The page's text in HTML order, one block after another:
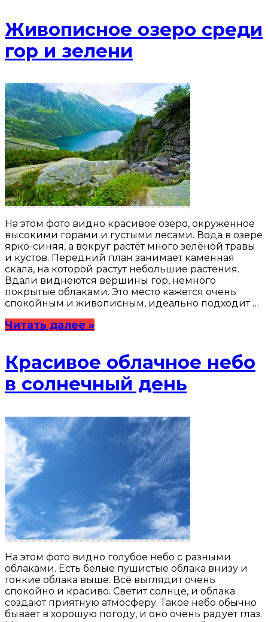
Живописное озеро среди
гор и зелени
На этом фото видно красивое озеро, окружённое
высокими горами и густыми лесами. Вода в озере
ярко-синяя, а вокруг растёт много зелёной травы
и кустов. Передний план занимает каменная
скала, на которой растут небольшие растения.
Вдали виднеются вершины гор, немного
покрытые облаками. Это место кажется очень
спокойным и живописным, идеально подходит …
Читать далее »
Красивое облачное небо
в солнечный день
На этом фото видно голубое небо с разными
облаками. Есть белые пушистые облака внизу и
тонкие облака выше. Всё выглядит очень
спокойно и красиво. Светит солнце, и облака
создают приятную атмосферу. Такое небо обычно
бывает в хорошую погоду, и оно очень радует глаз.